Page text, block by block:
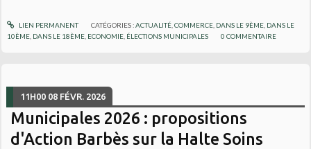
LIEN PERMANENT CATÉGORIES :ACTUALITÉ, COMMERCE, DANS LE 9ÈME, DANS LE
10ÈME DANS LE 18ÈME ECONOMIE ÉLECTIONS MUNICIPALES 0 COMMENTAIRE
11H00 08 FÉVR. 2026
Municipales 2026 : propositions
d'Action Barbès sur la Halte Soins